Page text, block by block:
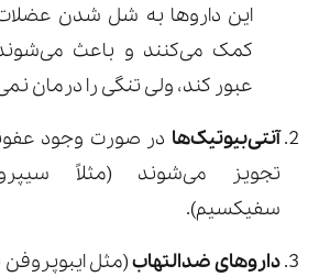
این داروها به شل شدن
کمک می‌کنند و باعث می‌شوند
عبور کند، ولی تنگی را درمان
آنتی‌بیوتیک‌ها در صورت وجود
تجویز می‌شوند (مثلاً
سفیکسیم).
داروهای ضدالتهاب(مثل ایبوپروفن